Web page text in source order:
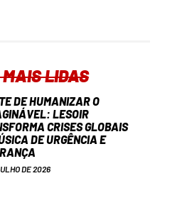
LIDAS
DE HUMANIZAR O
LESOIR
CRISES GLOBAIS
DE URGÊNCIA E
DE 2026